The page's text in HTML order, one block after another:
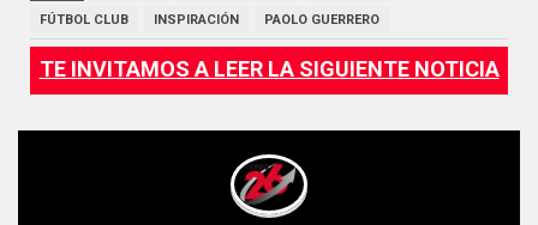
FÚTBOL CLUB
INSPIRACIÓN PAOLO GUERRERO
TE INVITAMOS A LEER LA SIGUIENTE NOTICIA